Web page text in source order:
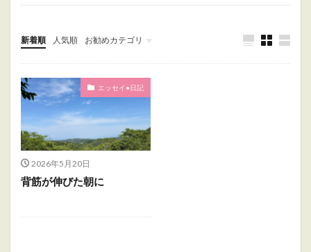
新着順 人気順 お勧めカテゴリ
Uncategorized
エッセイ•日記
2026年5月20日
背筋が伸びた朝に